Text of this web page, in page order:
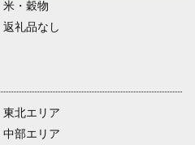
米・穀物
返礼品なし
東北エリア
中部エリア